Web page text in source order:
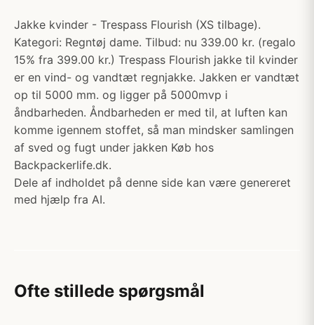
Jakke kvinder - Trespass Flourish (XS tilbage).
Kategori: Regntøj dame. Tilbud: nu 339.00 kr. (regalo
15% fra 399.00 kr.) Trespass Flourish jakke til kvinder
er en vind- og vandtæt regnjakke. Jakken er vandtæt
op til 5000 mm. og ligger på 5000mvp i
åndbarheden. Åndbarheden er med til, at luften kan
komme igennem stoffet, så man mindsker samlingen
af sved og fugt under jakken Køb hos
Backpackerlife.dk.
Dele af indholdet på denne side kan være genereret
med hjælp fra AI.
Ofte stillede spørgsmål